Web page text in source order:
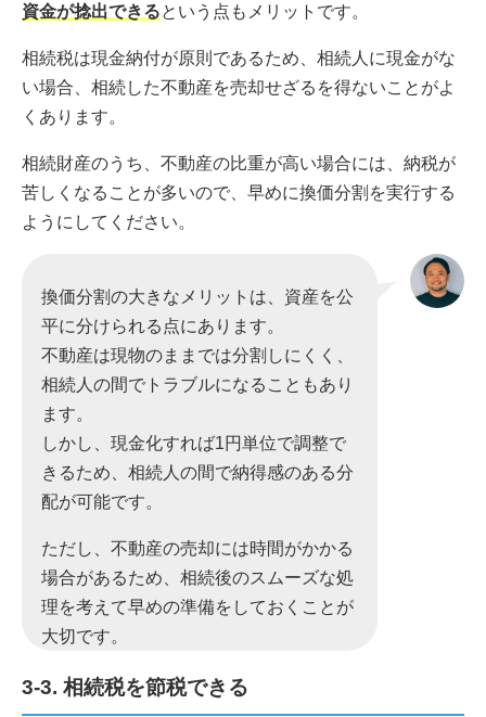
資金が捻出できるという点もメリットです。
相続税は現金納付が原則であるため、相続人に現金がな
い場合、相続した不動産を売却せざるを得ないことがよ
くあります。
相続財産のうち、不動産の比重が高い場合には、納税が
苦しくなることが多いので、早めに換価分割を実行する
ようにしてください。
換価分割の大きなメリットは、資産を公
平に分けられる点にあります。
不動産は現物のままでは分割しにくく、
相続人の間でトラブルになることもあり
ます。
しかし、現金化すれば1円単位で調整で
きるため、相続人の間で納得感のある分
配が可能です。
ただし、不動産の売却には時間がかかる
場合があるため、相続後のスムーズな処
理を考えて早めの準備をしておくことが
大切です。
3-3. 相続税を節税できる